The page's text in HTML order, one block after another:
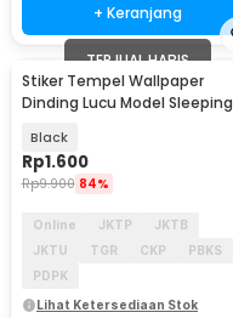
+ Keranjang
TERJUAL HABIS
Stiker Tempel Wallpaper
Dinding Lucu Model Sleeping
Black
Rp1.600
Rp9.900 84%
Online JKTP
JKTB
JKTU
TGR CKP
PBKS
PDPK
Lihat Ketersediaan Stok